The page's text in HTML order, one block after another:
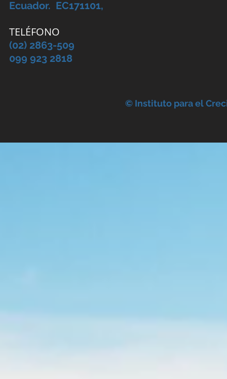
Ecuador. EC171101,
TELÉFONO
(02) 2863-509
099 923 2818
© Instituto para el